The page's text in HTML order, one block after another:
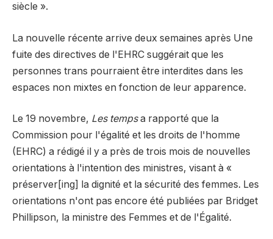
siècle ».
La nouvelle récente arrive deux semaines après Une
fuite des directives de l'EHRC suggérait que les
personnes trans pourraient être interdites dans les
espaces non mixtes en fonction de leur apparence.
⁠Le 19 novembre, Les temps a rapporté que la
Commission pour l'égalité et les droits de l'homme
(EHRC) a rédigé il y a près de trois mois de nouvelles
orientations à l'intention des ministres, visant à «
préserver[ing] la dignité et la sécurité des femmes. Les
orientations n'ont pas encore été publiées par Bridget
Phillipson, la ministre des Femmes et de l'Égalité.⁠